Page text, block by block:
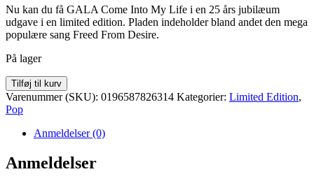
Nu kan du få GALA Come Into My Life i en 25 års jubilæum
udgave i en limited edition. Pladen indeholder bland andet den mega
populære sang Freed From Desire.
På lager
GALA
-
Come
Into
(Transparent
Limited
Tilføj til kurv
Varenummer (SKU): 0196587826314 Kategorier: Limited Edition,
Pop
Anmeldelser (0)
Anmeldelser